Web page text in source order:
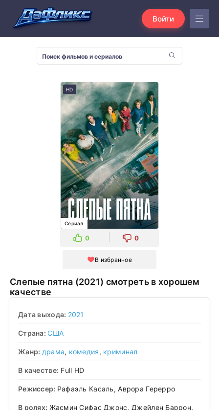
Войти
HD
Сериал
0 0
В избранное
Слепые пятна (2021) смотреть в хорошем
качестве
Дата выхода: 2021
Страна:США
Жанр: драма, комедия, криминал
В качестве: Full HD
Режиссер: Рафаэль Касаль, Аврора Герерро
В ролях: Жасмин Сифас Джонс, Джейлен Баррон,